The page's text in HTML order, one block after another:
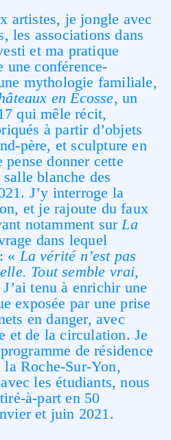
artistes, je jongle avec
les associations dans
et ma pratique
une conférence-
mythologie familiale,
en Écosse, un
qui mêle récit,
à partir d’objets
père, et sculpture en
pense donner cette
blanche des
J’y interroge la
et je rajoute du faux
notamment surLa
dans lequel
: «La vérité n’est pas
Tout semble vrai,
J’ai tenu à enrichir une
exposée par une prise
en danger, avec
et de la circulation. Je
de résidence
la Roche-Sur-Yon,
les étudiants, nous
à-part en 50
et juin 2021.